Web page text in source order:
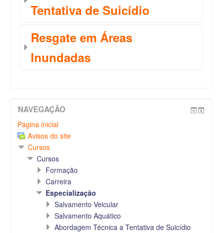
Tentativa de Suicídio
Resgate em Áreas
Inundadas
NAVEGAÇÃO
Página inicial
Avisos do site
Cursos
Cursos
Formação
Carreira
Especialização
Salvamento Veicular
Salvamento Aquático
Abordagem Técnica a Tentativa de Suicídio